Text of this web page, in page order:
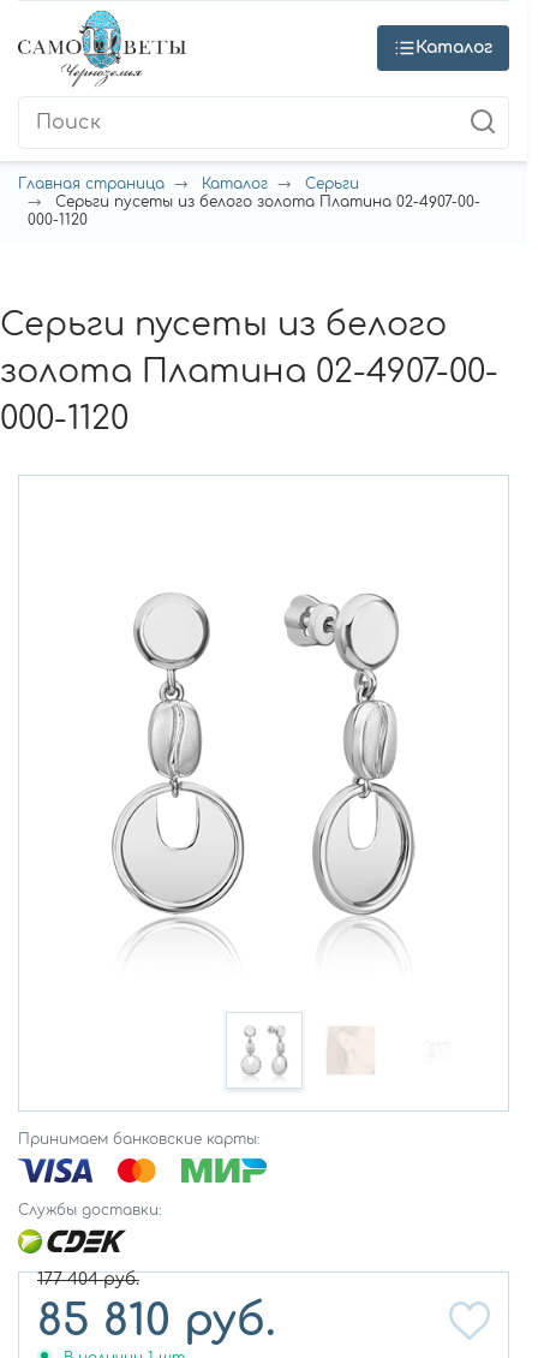
Каталог
Главная страница Каталог
Серьги
Серьги пусеты из белого золота Платина 02-4907-00-
000-1120
Серьги пусеты из белого
золота Платина 02-4907-00-
000-1120
Принимаем банковские карты:
Службы доставки:
177 404руб.
85 810 руб.